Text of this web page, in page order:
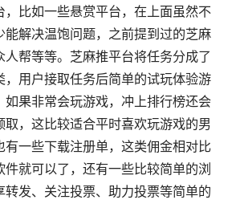
，比如一些悬赏平台，在上面虽然不
能解决温饱问题，之前提到过的芝麻
帮等等。芝麻推平台将任务分成了
，用户接取任务后简单的试玩体验游
如果非常会玩游戏，冲上排行榜还会
取，这比较适合平时喜欢玩游戏的男
有一些下载注册单，这类佣金相对比
件就可以了，还有一些比较简单的浏
转发、关注投票、助力投票等简单的